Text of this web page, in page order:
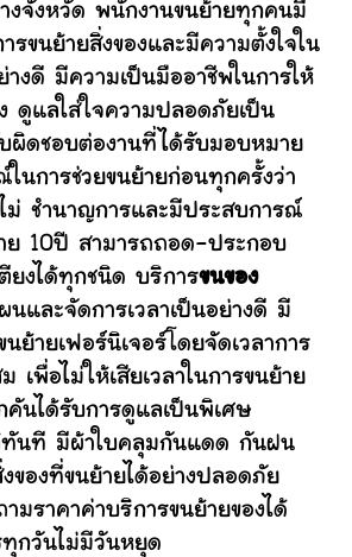
งจังหวัด พนักงานขนย้ายทุกคนมี
รขนย้ายสิ่งของและมีความตั้งใจใน
างดี มีความเป็นมืออาชีพในการให้
ดูแลใส่ใจความปลอดภัยเป็น
ผิดชอบต่องานที่ได้รับมอบหมาย
นการช่วยขนย้ายก่อนทุกครั้งว่า
ม่ ชำนาญการและมีประสบการณ์
ย 10ปี สามารถถอด-ประกอบ
ยงได้ทุกชนิด บริการขนของ
นและจัดการเวลาเป็นอย่างดี มี
ย้ายเฟอร์นิเจอร์โดยจัดเวลาการ
เพื่อไม่ให้เสียเวลาในการขนย้าย
คันได้รับการดูแลเป็นพิเศษ
ทันที มีผ้าใบคลุมกันแดด กันฝน
ของที่ขนย้ายได้อย่างปลอดภัย
มราคาค่าบริการขนย้ายของได้
กวันไม่มีวันหยุด